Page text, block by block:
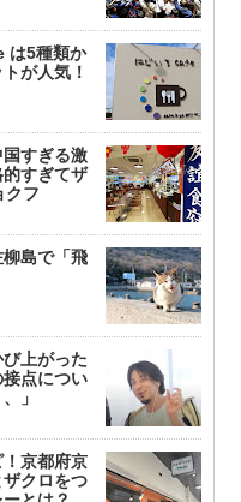
は5種類か
が人気！
国すぎる激
すぎてザ
クフ
柳島で「飛
上がった
点につい
」
京都府京
クロをつ